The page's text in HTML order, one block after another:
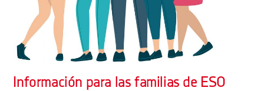
Información para las familias de ESO